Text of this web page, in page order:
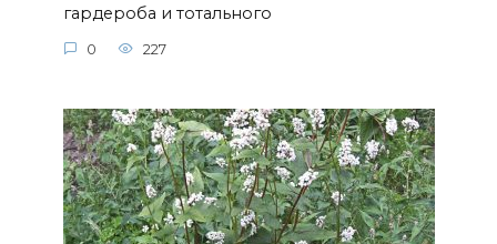
гардероба и тотального
0 227